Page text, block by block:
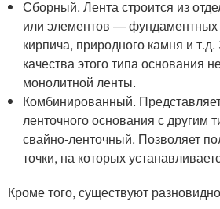
Сборный. Лента строится из
или элементов —
кирпича, природного камня и
качества этого типа основания
монолитной ленты.
Комбинированный.
ленточного основания с
свайно-ленточный. Позволяет
точки, на которых
Кроме того, существуют